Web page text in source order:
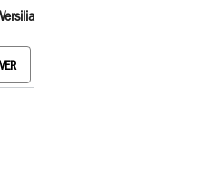
Versilia